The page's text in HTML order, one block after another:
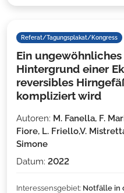
Referat/Tagungsplakat/Kongress
Ein
Hintergrund einer
reversibles
kompliziert wird
Autoren: M. Fanella, F.
Fiore, L. Friello,V.
Simone
Datum: 2022
Interessensgebiet: Notfälle in